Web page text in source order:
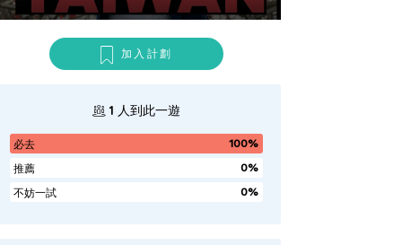
加入計劃
1 人到此一遊
必去
100%
推薦
0%
不妨一試
0%